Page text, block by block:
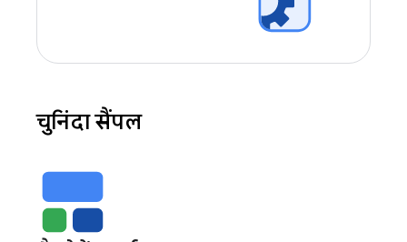
चुनिंदा सैंपल